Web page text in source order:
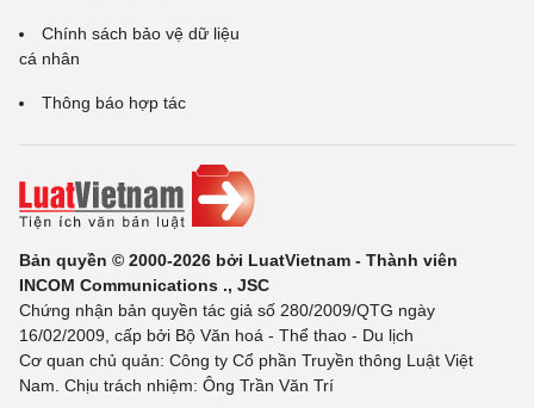
Chính sách bảo vệ dữ liệu
cá nhân
Thông báo hợp tác
Bản quyền © 2000-2026 bởi LuatVietnam - Thành viên
INCOM Communications ., JSC
Chứng nhận bản quyền tác giả số 280/2009/QTG ngày
16/02/2009, cấp bởi Bộ Văn hoá - Thể thao - Du lịch
Cơ quan chủ quản: Công ty Cổ phần Truyền thông Luật Việt
Nam. Chịu trách nhiệm: Ông Trần Văn Trí